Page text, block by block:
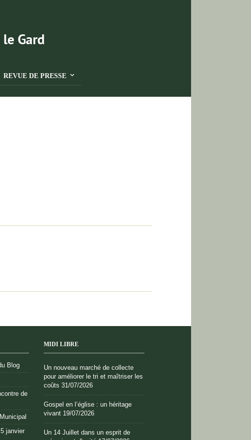
REVUE DE PRESSE
Blog
de
janvier
MIDI LIBRE
Un nouveau marché de collecte
pour améliorer le tri et maîtriser les
coûts 31/07/2026
Gospel en l’église : un héritage
vivant 19/07/2026
Un 14 Juillet dans un esprit de